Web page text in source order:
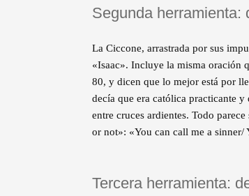
Segunda herramienta:
La Ciccone, arrastrada por sus
«Isaac». Incluye la misma oración
80, y dicen que lo mejor está por
decía que era católica practicante
entre cruces ardientes. Todo
or not»: «You can call me a sinner/
Tercera herramienta: